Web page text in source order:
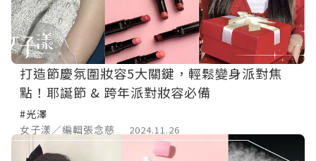
打造節慶氛圍妝容5大關鍵，輕鬆變身派對焦
點！耶誕節 & 跨年派對妝容必備
#光澤
女子漾／編輯張念慈
2024.11.26